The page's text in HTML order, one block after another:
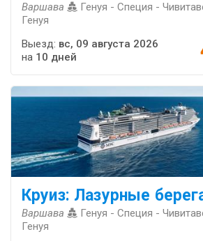
Варшава
Генуя - Специя -
Генуя
Выезд: вс, 09 августа 2026
на 10 дней
Круиз: Лазурные
Варшава
Генуя - Специя -
Генуя